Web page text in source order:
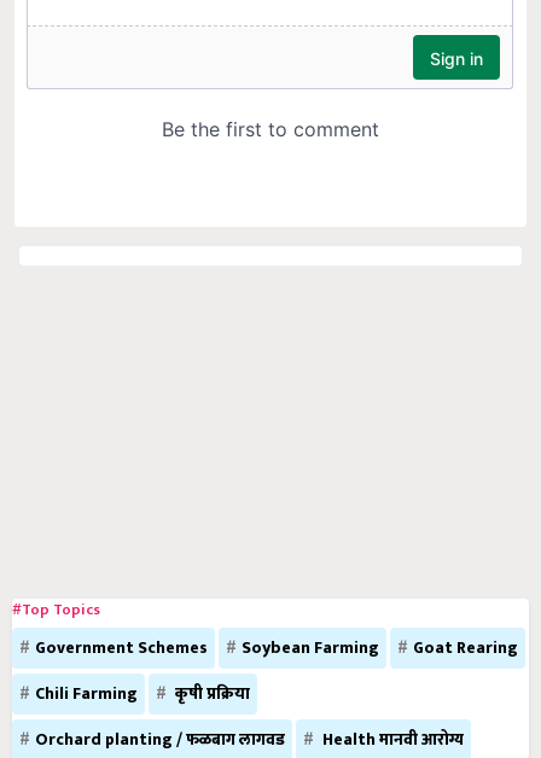
#Top Topics
Government Schemes Soybean Farming
Goat Rearing
Chili Farming
कृषी प्रक्रिया
Orchard planting / फळबाग लागवड
Health मानवी आरोग्य